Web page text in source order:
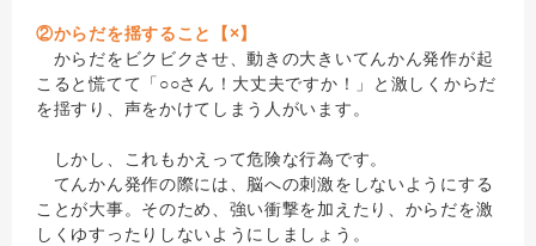
②からだを揺すること【×】
からだをビクビクさせ、動きの大きいてんかん発作が起
こると慌てて「○○さん！大丈夫ですか！」と激しくからだ
を揺すり、声をかけてしまう人がいます。
しかし、これもかえって危険な行為です。
てんかん発作の際には、脳への刺激をしないようにする
ことが大事。そのため、強い衝撃を加えたり、からだを激
しくゆすったりしないようにしましょう。